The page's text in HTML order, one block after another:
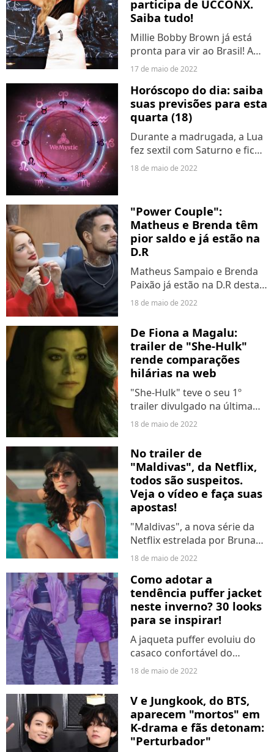
participa de UCCONX.
Saiba tudo!
Millie Bobby Brown já está
pronta para vir ao Brasil! A
atriz de "Stranger Things" foi
UCCONX nesta terça-feira
(17). O evento acontece em
julho, em São...
17 de maio de 2022
Horóscopo do dia: saiba
suas previsões para esta
quarta (18)
Durante a madrugada, a Lua
fez sextil com Saturno e ficou
vazia de curso, mas já entra
mais determinação, paciência
e disciplina...
18 de maio de 2022
"Power Couple":
Matheus e Brenda têm
pior saldo e já estão na
D.R
Matheus Sampaio e Brenda
Paixão já estão na D.R desta
semana no "Power Couple" e
dupla para mantê-los no
programa. Nesta última
terça-feira (17), Gabi e...
18 de maio de 2022
De Fiona a Magalu:
trailer de "She-Hulk"
rende comparações
hilárias na web
"She-Hulk" teve o seu 1º
trailer divulgado na última
terça-feira (17). Na prévia,
personagem de Tatiana
Maslany. Mas se tem algo
que não agradou foram os
CGIs...
18 de maio de 2022
No trailer de
"Maldivas", da Netflix,
todos são suspeitos.
Veja o vídeo e faça suas
apostas!
"Maldivas", a nova série da
Netflix estrelada por Bruna
Marquezine e Manu Gavassi,
quarta-feira (18). No vídeo,
entendemos mais alguns dos
mistérios que...
18 de maio de 2022
Como adotar a
tendência puffer jacket
neste inverno? 30 looks
para se inspirar!
A jaqueta puffer evoluiu do
casaco confortável do
inverno para a peça que
ter em seu closet. Com a
chegada da temporada mais
fria do ano, o look
acolchoado...
18 de maio de 2022
V e Jungkook, do BTS,
aparecem "mortos" em
K-drama e fãs detonam:
"Perturbador"